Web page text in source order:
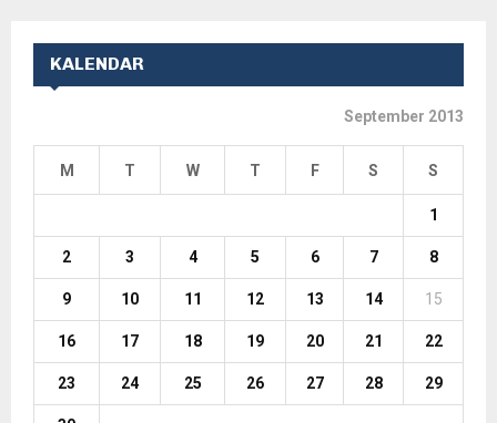
KALENDAR
September 2013
M T W T F S S
1
2 3 4 5 6 7 8
9 10 11 12 13 14 15
16 17 18 19 20 21 22
23 24 25 26 27 28 29